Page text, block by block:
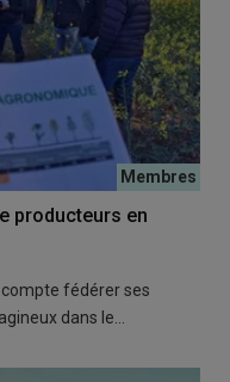
producteurs en
compte fédérer ses
dans le…